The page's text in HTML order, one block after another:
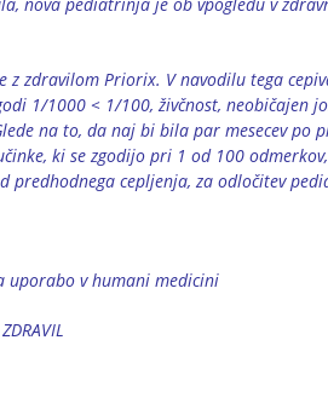
zdravilom Priorix. V navodilu tega
1/1000 < 1/100, živčnost, neobičajen
na to, da naj bi bila par mesecev po
ki se zgodijo pri 1 od 100
predhodnega cepljenja, za odločitev
uporabo v humani medicini